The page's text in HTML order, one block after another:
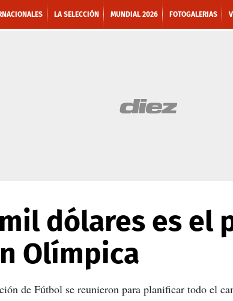
LA SELECCIÓN MUNDIAL 2026 FOTOGALERIAS
dólares es el
Olímpica
de Fútbol se reunieron para planificar todo el